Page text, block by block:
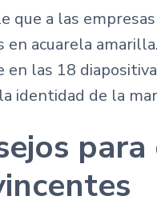
que a las
en acuarela
en las 18
identidad de la